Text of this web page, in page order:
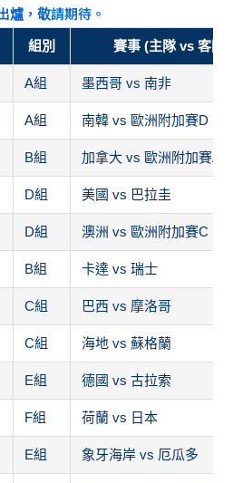
爐，敬請期待。
組別 賽事 (主隊 vs 客隊)
A組 墨西哥 vs 南非
A組 南韓 vs 歐洲附加賽D
B組 加拿大 vs 歐洲附加賽A
D組 美國 vs 巴拉圭
D組 澳洲 vs 歐洲附加賽C
B組 卡達 vs 瑞士
C組 巴西 vs 摩洛哥
C組 海地 vs 蘇格蘭
E組 德國 vs 古拉索
F組 荷蘭 vs 日本
E組 象牙海岸 vs 厄瓜多